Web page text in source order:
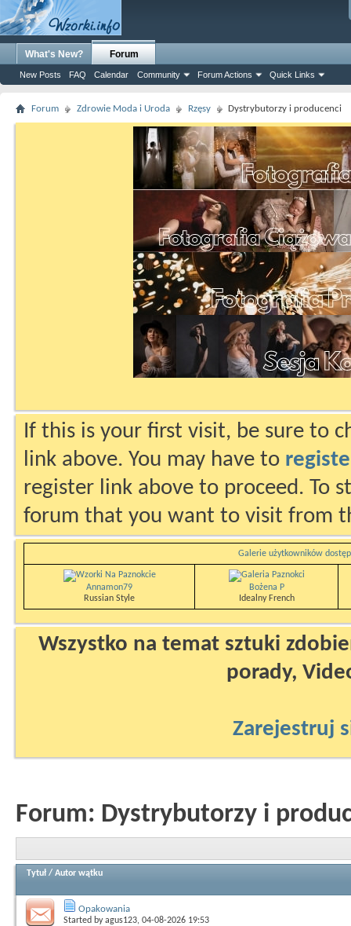
What's New? Forum
New Posts FAQ Calendar Community Forum Actions Quick Links
Forum Zdrowie Moda i Uroda Rzęsy Dystrybutorzy i producenci
If this is your first visit, be sure to
link above. You may have to
register link above to proceed. To
forum that you want to visit from
Galerie użytkowników
Annamon79
Russian Style
Bożena P
Idealny French
Wszystko na temat sztuki
porady,
Zarejestruj
Forum: Dystrybutorzy i
Tytuł / Autor wątku
Opakowania
Started byagus123, 04-08-2026 19:53